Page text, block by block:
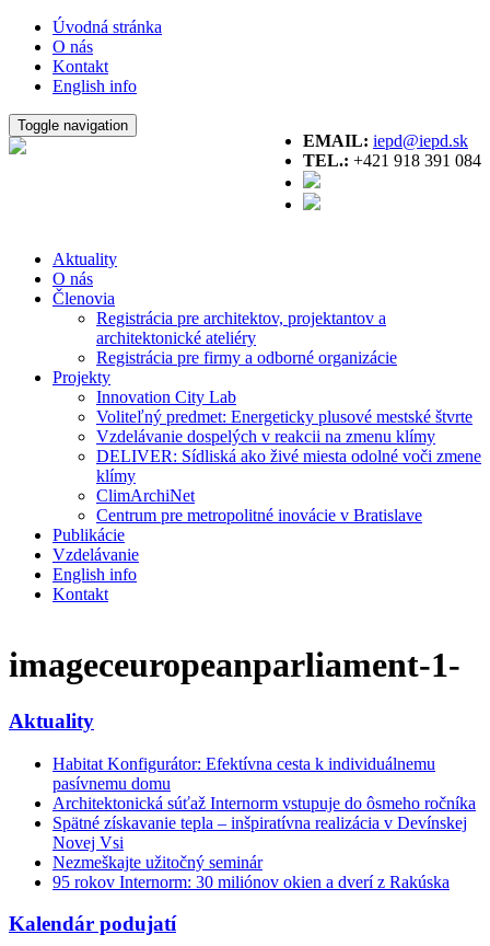
Úvodná stránka
O nás
Kontakt
English info
EMAIL: iepd@iepd.sk
TEL.: +421 918 391 084
Toggle navigation
Aktuality
O nás
Členovia
Registrácia pre architektov, projektantov a
architektonické ateliéry
Registrácia pre firmy a odborné organizácie
Projekty
Innovation City Lab
Voliteľný predmet: Energeticky plusové mestské štvrte
Vzdelávanie dospelých v reakcii na zmenu klímy
DELIVER: Sídliská ako živé miesta odolné voči zmene
klímy
ClimArchiNet
Centrum pre metropolitné inovácie v Bratislave
Publikácie
Vzdelávanie
English info
Kontakt
imageceuropeanparliament-1-
Aktuality
Habitat Konfigurátor: Efektívna cesta k individuálnemu
pasívnemu domu
Architektonická súťaž Internorm vstupuje do ôsmeho ročníka
Spätné získavanie tepla – inšpiratívna realizácia v Devínskej
Novej Vsi
Nezmeškajte užitočný seminár
95 rokov Internorm: 30 miliónov okien a dverí z Rakúska
Kalendár podujatí